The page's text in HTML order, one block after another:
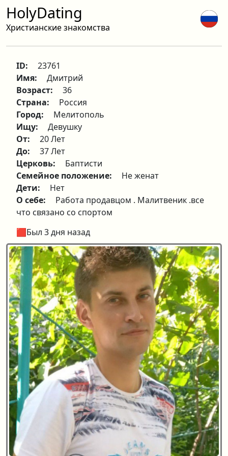
HolyDating
Христианские знакомства
ID:
23761
Имя:
Дмитрий
Возраст:
36
Страна:
Россия
Город:
Мелитополь
Ищу:
Девушку
От:
20 Лет
До:
37 Лет
Церковь:
Баптисти
Семейное положение:
Не женат
Дети:
Нет
О себе:
Работа продавцом . Малитвеник .все
что связано со спортом
🟥Был 3 дня назад